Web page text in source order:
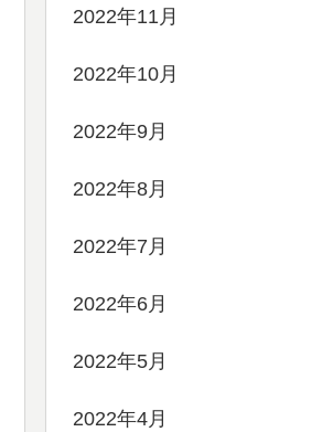
2022年11月
2022年10月
2022年9月
2022年8月
2022年7月
2022年6月
2022年5月
2022年4月